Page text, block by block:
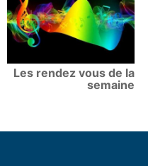
Les rendez vous de la
semaine